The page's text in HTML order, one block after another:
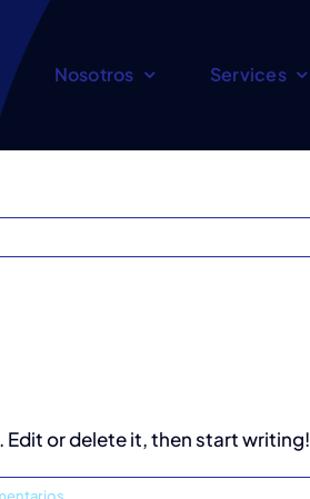
Nosotros Services
Edit or delete it, then start writing!